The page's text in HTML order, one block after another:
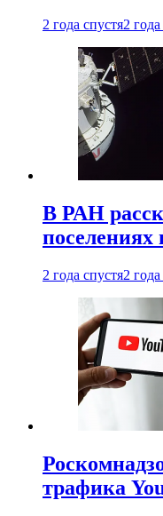
2 года спустя2
В РАН
поселениях
2 года спустя2
трафика